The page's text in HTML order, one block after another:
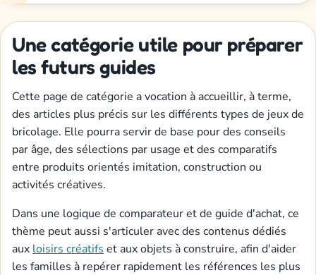
Une catégorie utile pour préparer
les futurs guides
Cette page de catégorie a vocation à accueillir, à terme,
des articles plus précis sur les différents types de jeux de
bricolage. Elle pourra servir de base pour des conseils
par âge, des sélections par usage et des comparatifs
entre produits orientés imitation, construction ou
activités créatives.
Dans une logique de comparateur et de guide d'achat, ce
thème peut aussi s'articuler avec des contenus dédiés
aux loisirs créatifs et aux objets à construire, afin d'aider
les familles à repérer rapidement les références les plus